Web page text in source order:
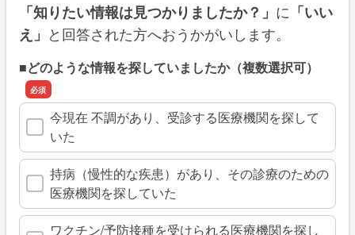
「知りたい情報は見つかりましたか？」 に 「いい
え」 と回答された方へおうかがいします。
■どのような情報を探していましたか（複数選択可）
今現在 不調があり、受診する医療機関を探して
いた
持病（慢性的な疾患）があり、その診療のための
医療機関を探していた
ワクチン/予防接種を受けられる医療機関を探し